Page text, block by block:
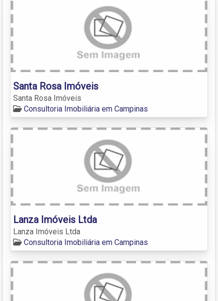
Santa Rosa Imóveis
Santa Rosa Imóveis
Consultoria Imobiliária em Campinas
Lanza Imóveis Ltda
Lanza Imóveis Ltda
Consultoria Imobiliária em Campinas